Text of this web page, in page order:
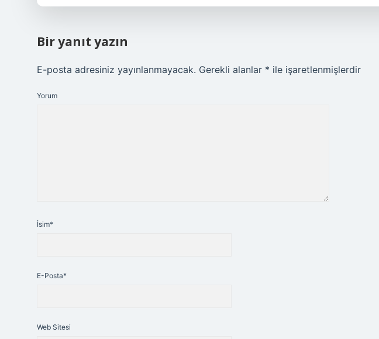
Bir yanıt yazın
E-posta adresiniz yayınlanmayacak. Gerekli alanlar * ile işaretlenmişlerdir
Yorum
İsim*
E-Posta*
Web Sitesi